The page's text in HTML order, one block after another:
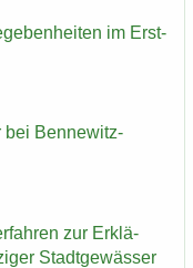
im Erst­
bei Bennewitz-​
zur Er­klä­
Stadt­ge­wäs­ser